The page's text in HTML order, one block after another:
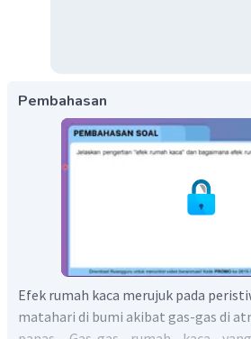
Pembahasan
Efek rumah kaca merujuk pada
matahari di bumi akibat gas-gas di